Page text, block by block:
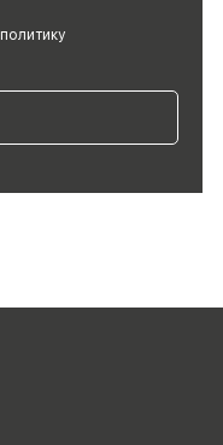
политику